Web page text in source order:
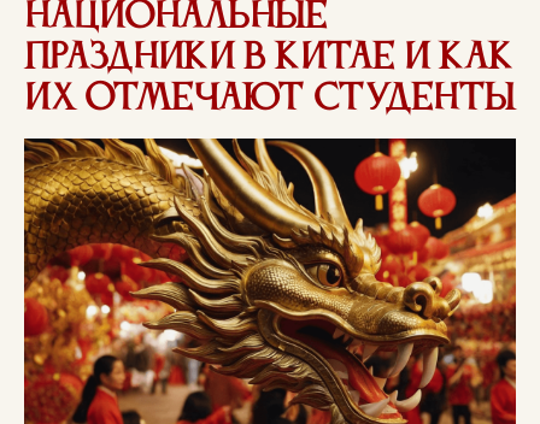
Национальные
праздники в Китае и как
их отмечают студенты